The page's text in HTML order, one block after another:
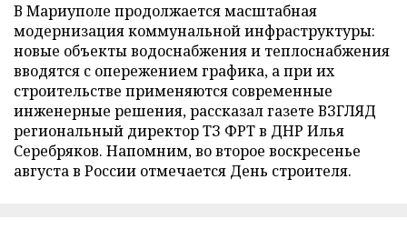
В Мариуполе продолжается масштабная
модернизация коммунальной инфраструктуры:
новые объекты водоснабжения и теплоснабжения
вводятся с опережением графика, а при их
строительстве применяются современные
инженерные решения, рассказал газете ВЗГЛЯД
региональный директор ТЗ ФРТ в ДНР Илья
Серебряков. Напомним, во второе воскресенье
августа в России отмечается День строителя.